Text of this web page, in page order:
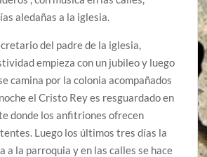
aledañas a la iglesia.
del padre de la iglesia,
empieza con un jubileo y luego
camina por la colonia acompañados
el Cristo Rey es resguardado en
donde los anfitriones ofrecen
Luego los últimos tres días la
a la parroquia y en las calles se hace